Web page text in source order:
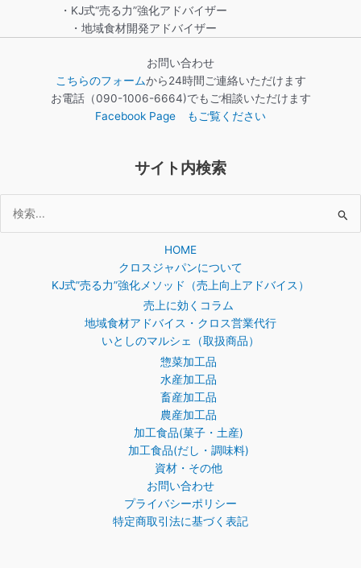
・KJ式“売る力”強化アドバイザー
・地域食材開発アドバイザー
お問い合わせ
こちらのフォームから24時間ご連絡いただけます
お電話（090-1006-6664)でもご相談いただけます
Facebook Page もご覧ください
サイト内検索
索
HOME
クロスジャパンについて
KJ式”売る力”強化メソッド（売上向上アドバイス）
売上に効くコラム
地域食材アドバイス・クロス営業代行
いとしのマルシェ（取扱商品）
惣菜加工品
水産加工品
畜産加工品
農産加工品
加工食品(菓子・土産)
加工食品(だし・調味料)
資材・その他
お問い合わせ
プライバシーポリシー
特定商取引法に基づく表記